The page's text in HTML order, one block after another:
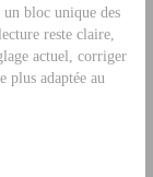
bloc unique des
reste claire,
actuel, corriger
plus adaptée au